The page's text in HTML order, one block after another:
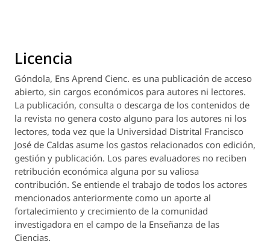
Licencia
Góndola, Ens Aprend Cienc. es una publicación de acceso
abierto, sin cargos económicos para autores ni lectores.
La publicación, consulta o descarga de los contenidos de
la revista no genera costo alguno para los autores ni los
lectores, toda vez que la Universidad Distrital Francisco
José de Caldas asume los gastos relacionados con edición,
gestión y publicación. Los pares evaluadores no reciben
retribución económica alguna por su valiosa
contribución. Se entiende el trabajo de todos los actores
mencionados anteriormente como un aporte al
fortalecimiento y crecimiento de la comunidad
investigadora en el campo de la Enseñanza de las
Ciencias.